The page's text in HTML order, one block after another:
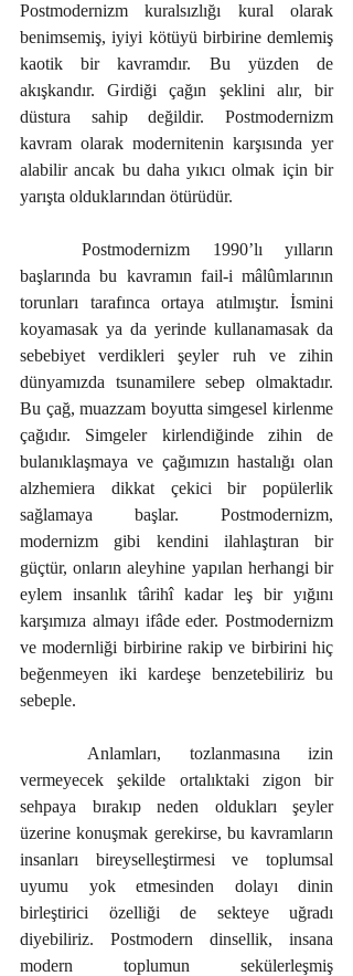
Postmodernizm kuralsızlığı kural olarak
benimsemiş, iyiyi kötüyü birbirine demlemiş
kaotik bir kavramdır. Bu yüzden de
akışkandır. Girdiği çağın şeklini alır, bir
düstura sahip değildir. Postmodernizm
kavram olarak modernitenin karşısında yer
alabilir ancak bu daha yıkıcı olmak için bir
yarışta olduklarından ötürüdür.
	Postmodernizm 1990’lı yılların
başlarında bu kavramın fail-i mâlûmlarının
torunları tarafınca ortaya atılmıştır. İsmini
koyamasak ya da yerinde kullanamasak da
sebebiyet verdikleri şeyler ruh ve zihin
dünyamızda tsunamilere sebep olmaktadır.
Bu çağ, muazzam boyutta simgesel kirlenme
çağıdır. Simgeler kirlendiğinde zihin de
bulanıklaşmaya ve çağımızın hastalığı olan
alzhemiera dikkat çekici bir popülerlik
sağlamaya başlar. Postmodernizm,
modernizm gibi kendini ilahlaştıran bir
güçtür, onların aleyhine yapılan herhangi bir
eylem insanlık târihî kadar leş bir yığını
karşımıza almayı ifâde eder. Postmodernizm
ve modernliği birbirine rakip ve birbirini hiç
beğenmeyen iki kardeşe benzetebiliriz bu
sebeple.
vermeyecek şekilde ortalıktaki zigon bir
sehpaya bırakıp neden oldukları şeyler
üzerine konuşmak gerekirse, bu kavramların
insanları bireyselleştirmesi ve toplumsal
uyumu yok etmesinden dolayı dinin
birleştirici özelliği de sekteye uğradı
diyebiliriz. Postmodern dinsellik, insana
modern toplumun sekülerleşmiş